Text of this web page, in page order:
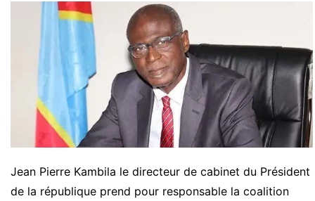
Jean Pierre Kambila le directeur de cabinet du Président
de la république prend pour responsable la coalition